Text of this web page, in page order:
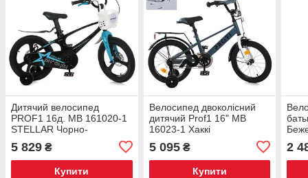
Дитячий велосипед
PROF1 16д. MB 161020-1
STELLAR Чорно-
5 829 ₴
Купити
Велосипед двоколісний
дитячий Prof1 16" MB
16023-1 Хаккі
5 095₴
Купити
2